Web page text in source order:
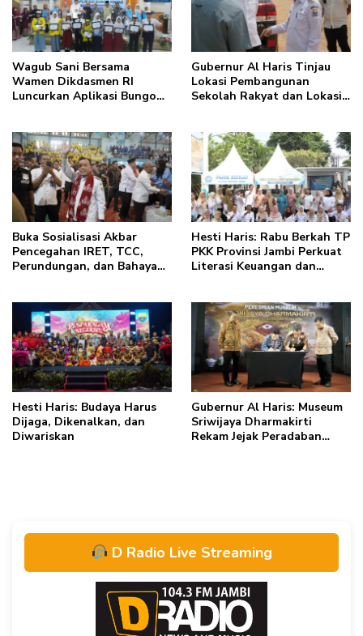
Wagub Sani Bersama
Wamen Dikdasmen RI
Luncurkan Aplikasi Bungo
Pendidikan di Jambi
Gubernur Al Haris Tinjau
Lokasi Pembangunan
Sekolah Rakyat dan Lokasi
Buka Sosialisasi Akbar
Pencegahan IRET, TCC,
Perundungan, dan Bahaya
anakku bisa jaga diri, 60%
masa depan sudah ada di
tangan”
Hesti Haris: Rabu Berkah TP
PKK Provinsi Jambi Perkuat
Literasi Keuangan dan
Hesti Haris: Budaya Harus
Dijaga, Dikenalkan, dan
Diwariskan
Gubernur Al Haris: Museum
Sriwijaya Dharmakirti
Rekam Jejak Peradaban
D Radio Live Streaming